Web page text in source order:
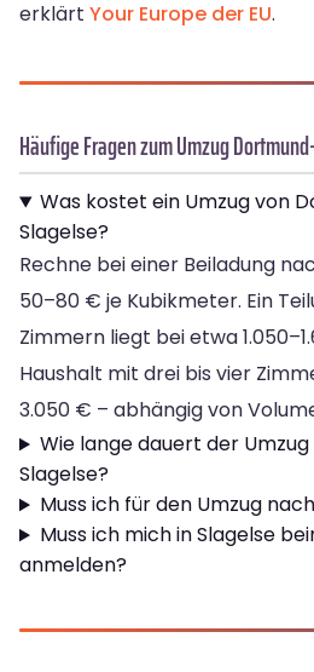
erklärt Your Europe der EU.
Häufige Fragen zum Umzug
Was kostet ein Umzug von
Slagelse?
Rechne bei einer Beiladung
50–80 € je Kubikmeter. Ein
Zimmern liegt bei etwa
Haushalt mit drei bis vier
3.050 € – abhängig von
Wie lange dauert der
Slagelse?
Muss ich für den Umzug
Muss ich mich in Slagelse
anmelden?